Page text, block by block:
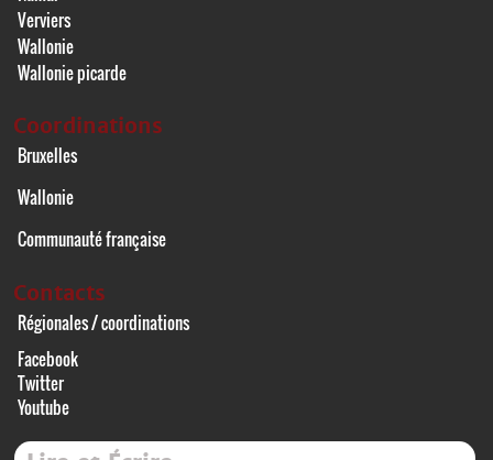
Verviers
Wallonie
Wallonie picarde
Coordinations
Bruxelles
Wallonie
Communauté française
Contacts
Régionales / coordinations
Facebook
Twitter
Youtube